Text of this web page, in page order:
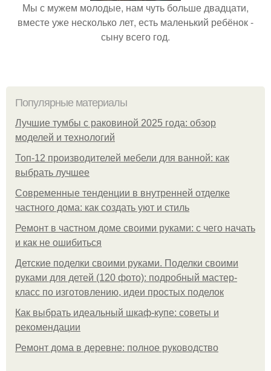
Мы с мужем молодые, нам чуть больше двадцати,
вместе уже несколько лет, есть маленький ребёнок -
сыну всего год.
Популярные материалы
Лучшие тумбы с раковиной 2025 года: обзор
моделей и технологий
Топ-12 производителей мебели для ванной: как
выбрать лучшее
Современные тенденции в внутренней отделке
частного дома: как создать уют и стиль
Ремонт в частном доме своими руками: с чего начать
и как не ошибиться
Детские поделки своими руками. Поделки своими
руками для детей (120 фото): подробный мастер-
класс по изготовлению, идеи простых поделок
Как выбрать идеальный шкаф-купе: советы и
рекомендации
Ремонт дома в деревне: полное руководство